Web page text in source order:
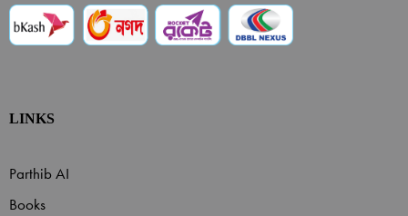
LINKS
Parthib AI
Books